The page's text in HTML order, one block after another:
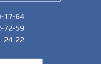
17-64
72-59
24-22